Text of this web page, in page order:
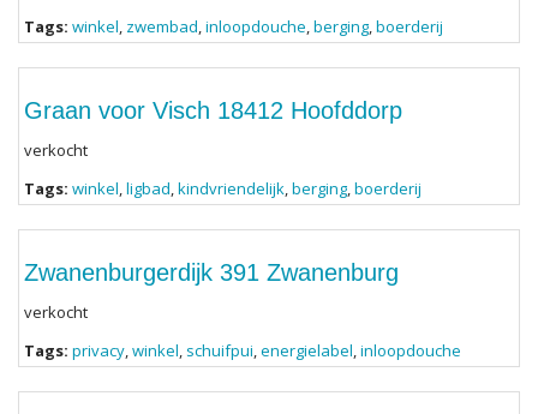
Tags: winkel, zwembad,inloopdouche,berging,boerderij
Graan voor Visch 18412 Hoofddorp
verkocht
Tags: winkel,ligbad,kindvriendelijk,berging,boerderij
Zwanenburgerdijk 391 Zwanenburg
verkocht
Tags: privacy,winkel, schuifpui,energielabel,inloopdouche